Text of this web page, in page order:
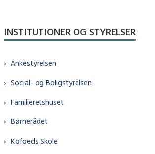
INSTITUTIONER OG STYRELSER
Ankestyrelsen
Social- og Boligstyrelsen
Familieretshuset
Børnerådet
Kofoeds Skole